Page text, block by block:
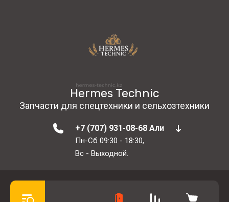
Hermes Technic
Запчасти для спецтехники и сельхозтехники
+7 (707) 931-08-68 Али
Пн-Сб 09:30 - 18:30,
Вс - Выходной.